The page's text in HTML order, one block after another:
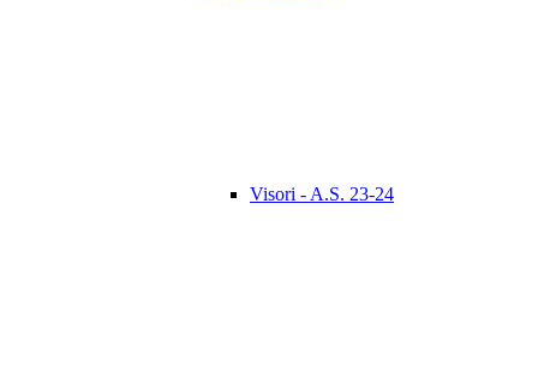
Visori - A.S. 23-24